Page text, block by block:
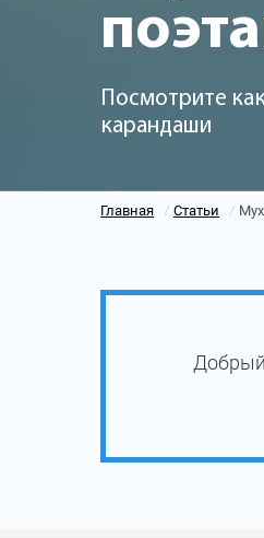
Посмотрите
карандаши
Главная / Статьи /